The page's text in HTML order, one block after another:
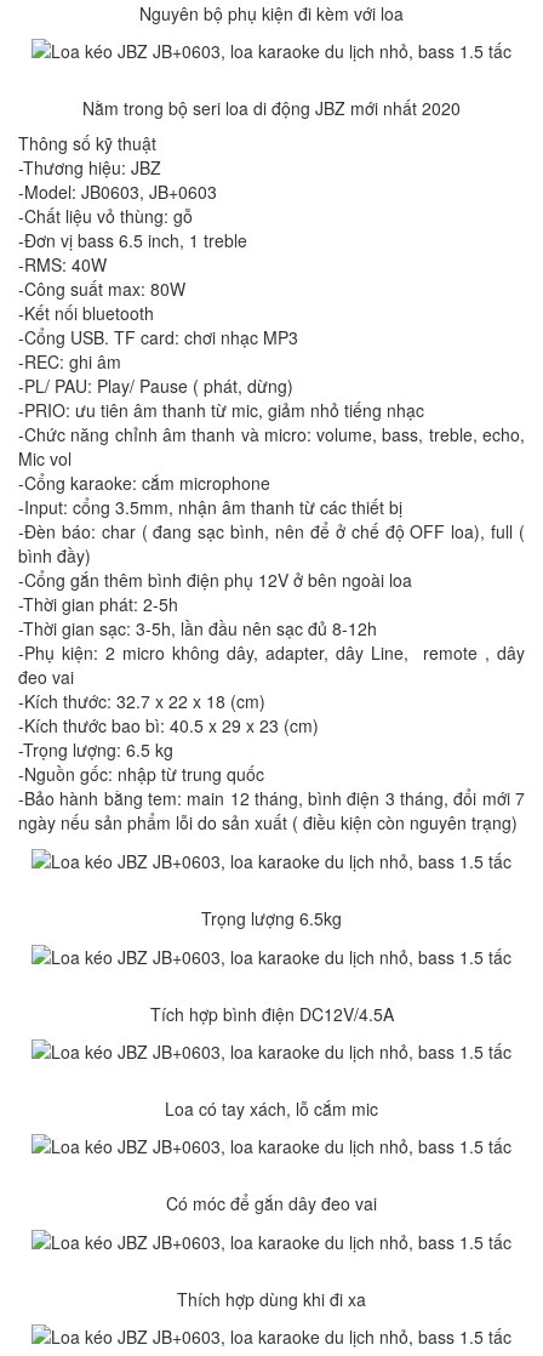
Nguyên bộ phụ kiện đi kèm với loa
Nằm trong bộ seri loa di động JBZ mới nhất 2020
Thông số kỹ thuật
-Thương hiệu: JBZ
-Model: JB0603, JB+0603
-Chất liệu vỏ thùng: gỗ
-Đơn vị bass 6.5 inch, 1 treble
-RMS: 40W
-Công suất max: 80W
-Kết nối bluetooth
-Cổng USB. TF card: chơi nhạc MP3
-REC: ghi âm
-PL/ PAU: Play/ Pause ( phát, dừng)
-PRIO: ưu tiên âm thanh từ mic, giảm nhỏ tiếng nhạc
-Chức năng chỉnh âm thanh và micro: volume, bass, treble, echo,
Mic vol
-Cổng karaoke: cắm microphone
-Input: cổng 3.5mm, nhận âm thanh từ các thiết bị
-Đèn báo: char ( đang sạc bình, nên để ở chế độ OFF loa), full (
bình đầy)
-Cổng gắn thêm bình điện phụ 12V ở bên ngoài loa
-Thời gian phát: 2-5h
-Thời gian sạc: 3-5h, lần đầu nên sạc đủ 8-12h
-Phụ kiện: 2 micro không dây, adapter, dây Line, remote , dây
đeo vai
-Kích thước: 32.7 x 22 x 18 (cm)
-Kích thước bao bì: 40.5 x 29 x 23 (cm)
-Trọng lượng: 6.5 kg
-Nguồn gốc: nhập từ trung quốc
-Bảo hành bằng tem: main 12 tháng, bình điện 3 tháng, đổi mới 7
ngày nếu sản phẩm lỗi do sản xuất ( điều kiện còn nguyên trạng)
Trọng lượng 6.5kg
Tích hợp bình điện DC12V/4.5A
Loa có tay xách, lỗ cắm mic
Có móc để gắn dây đeo vai
Thích hợp dùng khi đi xa